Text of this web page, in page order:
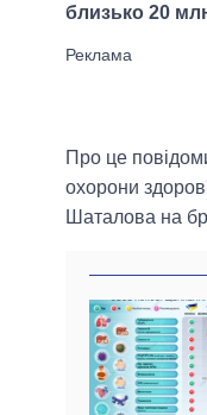
близько 20
Про це
охорони
Шаталова на